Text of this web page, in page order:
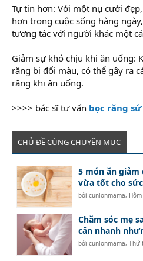
Tự tin hơn: Với một nụ cười
hơn trong cuộc sống hàng
tương tác với người khác một
Giảm sự khó chịu khi ăn uống:
răng bị đổi màu, có thể gây ra
răng khi ăn uống.
>>>> bác sĩ tư vấn bọc răng
CHỦ ĐỀ CÙNG CHUYÊN MỤC
5 món ăn giảm
vừa tốt cho
bởicunlonmama,
Chăm sóc mẹ
cân nhanh
bởicunlonmama,Thứ